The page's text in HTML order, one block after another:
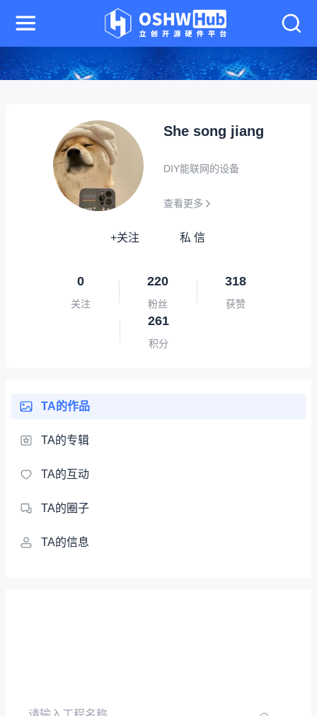
She song jiang
DIY能联网的设备
查看更多
+关注 私 信
0
关注
220
粉丝
318
获赞
261
积分
TA的作品
TA的专辑
TA的互动
TA的圈子
TA的信息